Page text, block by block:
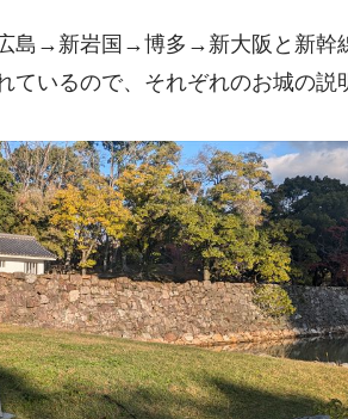
島→新岩国→博多→新大阪と新幹
ているので、それぞれのお城の説